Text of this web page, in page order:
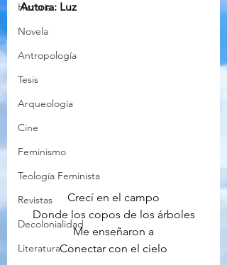
Historia
Novela
Antropología
Tesis
Arqueología
Cine
Feminismo
Teología Feminista
Revistas
Decolonialidad
Literatura
Autora: Luz
Crecí en el campo
Donde los copos de los árboles
Me enseñaron a
Conectar con el cielo